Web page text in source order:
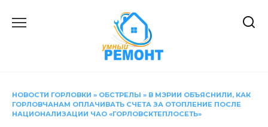
НОВОСТИ ГОРЛОВКИ » ОБСТРЕЛЫ » В МЭРИИ ОБЪЯСНИЛИ, КАК
ГОРЛОВЧАНАМ ОПЛАЧИВАТЬ СЧЕТА ЗА ОТОПЛЕНИЕ ПОСЛЕ
НАЦИОНАЛИЗАЦИИ ЧАО «ГОРЛОВСКТЕПЛОСЕТЬ»